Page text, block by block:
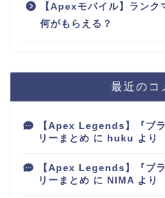
【Apexモバイル】ラン
何がもらえる？
最近のコ
【Apex Legends】『ブ
リーまとめ に huku より
【Apex Legends】『ブ
リーまとめ に NIMA より